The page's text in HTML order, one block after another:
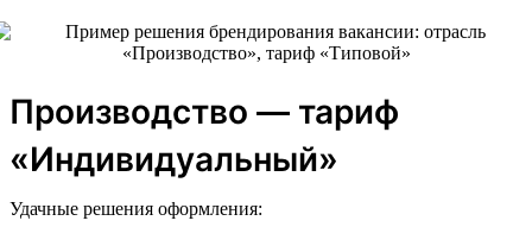
Производство — тариф
«Индивидуальный»
Удачные решения оформления: